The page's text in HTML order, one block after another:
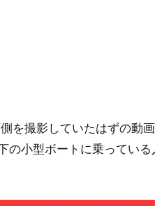
を撮影していたはずの動
の小型ボートに乗ってい